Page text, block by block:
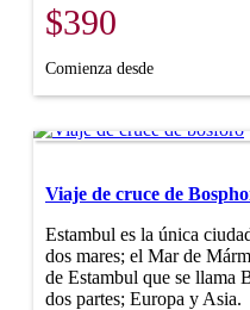
$390
Comienza desde
Viaje de cruce de
Estambul es la única
dos mares; el Mar de
de Estambul que se llama
dos partes; Europa y Asia.